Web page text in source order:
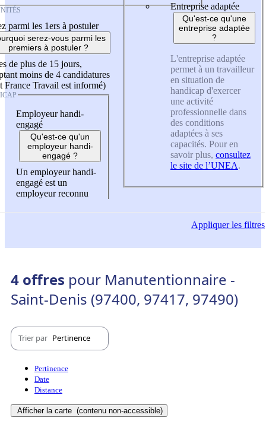
parmi les 1ers à postuler
serez-vous parmi les
premiers à postuler ?
de plus de 15 jours,
moins de 4 candidatures
France Travail est informé)
Employeur handi-
engagé
Qu'est-ce qu'un
employeur handi-
engagé ?
Un employeur handi-
engagé est un
employeur reconnu
Entreprise adaptée
Qu'est-ce qu'une
entreprise adaptée
?
L'entreprise adaptée
permet à un travailleur
en situation de
handicap d'exercer
une activité
professionnelle dans
des conditions
adaptées à ses
capacités. Pour en
savoir plus, consultez
le site de l’UNEA.
Appliquerles filtres
4 offres pour Manutentionnaire -
Saint-Denis (97400, 97417, 97490)
Trier par Pertinence
Pertinence
Date
Distance
Afficher la carte (contenu non-accessible)